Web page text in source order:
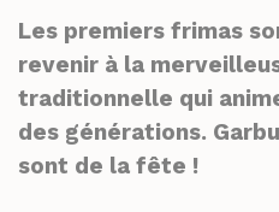
MIELS
PRUNEAUX
THÉS ET INFUSIONS
PANIERS GOURMANDS
MOINS DE 20€
ENTRE 20€ ET 50€
Les premiers frimas
revenir à la
traditionnelle qui
des générations.
sont de la fête !